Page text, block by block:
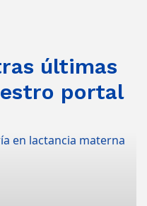
últimas
portal